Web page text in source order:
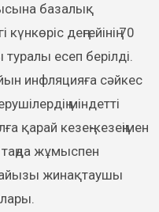
базалық
деңгейінің 70
есеп берілді.
инфляцияға сәйкес
міндетті
кезең-кезеңімен
таңда жұмыспен
жинақтаушы